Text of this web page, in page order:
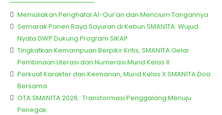
Memuliakan Penghafal Al-Qur’an dan Mencium Tangannya
Semarak Panen Raya Sayuran di Kebun SMAN1TA: Wujud
Nyata DWP Dukung Program SIKAP
Tingkatkan Kemampuan Berpikir Kritis, SMAN1TA Gelar
Pembinaan Literasi dan Numerasi Murid Kelas X
Perkuat Karakter dan Keimanan, Murid Kelas X SMAN1TA Doa
Bersama
OTA SMAN1TA 2026 : Transformasi Penggalang Menuju
Penegak